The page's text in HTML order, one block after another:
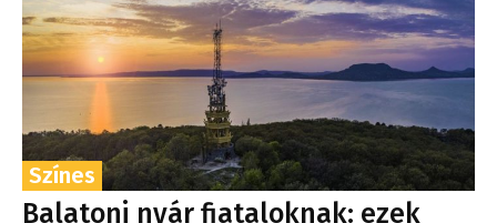
Színes
Balatoni nyár fiataloknak: ezek